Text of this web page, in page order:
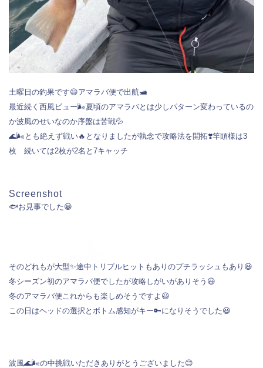
土曜日の釣果です😃アマラバ便で出航🛥️
最近続く西風ビュー🌬️夏頃のアマラバとは少しパターン変わっているの
か波風のせいなのか序盤は苦戦💦
🌊🌬️とも絶えず戦い🔥となりましたが執念で攻略法を開拓❣️竿頭様は3
枚 続いては2枚が2名と7キャッチ
Screenshot
🐟お見事でした😀
そのどれもが大型✨途中トリプルヒットもありのプチラッシュもあり😃
冬シーズン初のアマラバ便でしたが攻略しがいがありそう😃
冬のアマラバ便これからも楽しめそうですよ😃
この日はヘッドの選択とボトム感知がキー🔑になりそうでした😃
波風🌊🌬️の中挑戦いただきありがとうございました😊